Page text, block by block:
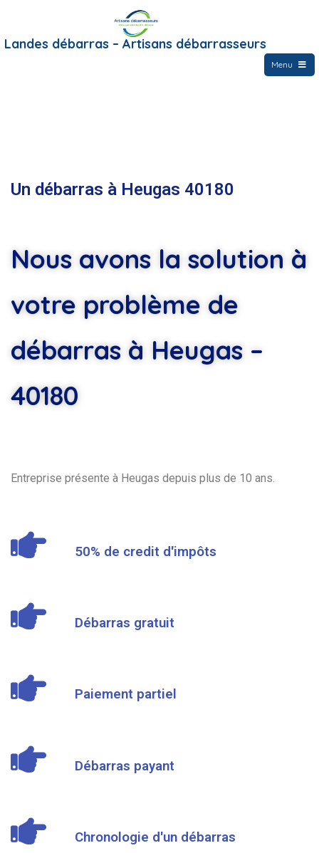
Landes débarras – Artisans débarrasseurs
Menu
Un débarras à Heugas 40180
Nous avons la solution à
votre problème de
débarras à Heugas –
40180
Entreprise présente à Heugas depuis plus de 10 ans.
50% de credit d'impôts
Débarras gratuit
Paiement partiel
Débarras payant
Chronologie d'un débarras